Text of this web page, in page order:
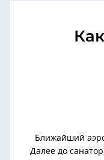
Ближайший
Далее до